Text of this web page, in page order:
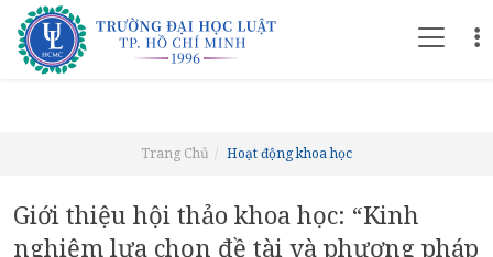
Trang Chủ Hoạt động khoa học
Giới thiệu hội thảo khoa học: “Kinh
nghiệm lựa chọn đề tài và phương pháp